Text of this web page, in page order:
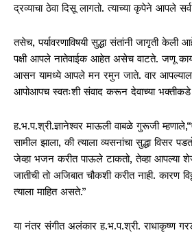
द्रव्याचा ठेवा दिसू लागतो. त्याच्या कृपेने आपले सर्व
तसेच, पर्यावरणाविषयी सुद्धा संतांनी जागृती
पक्षी आपले नातेवाईक आहेत असेच वाटते. जणू
आसन यामध्ये आपले मन रमुन जाते. वार
आपोआपच स्वतःशी संवाद करून देवाच्या
ह.भ.प.श्री.ज्ञानेश्‍वर माऊली वाबळे गुरूजी
सामील झाला, की त्याला व्यसनांचा सुद्धा विसर
जेव्हा भजन करीत पाऊले टाकतो, तेव्हा आपल्या
जातीची तो अजिबात चौकशी करीत नाही. कारण
त्याला माहित असते.”
या नंतर संगीत अलंकार ह.भ.प.श्री. राधाकृष्ण